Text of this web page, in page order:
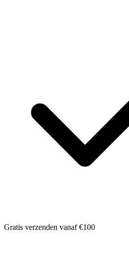
Gratis verzenden vanaf €100